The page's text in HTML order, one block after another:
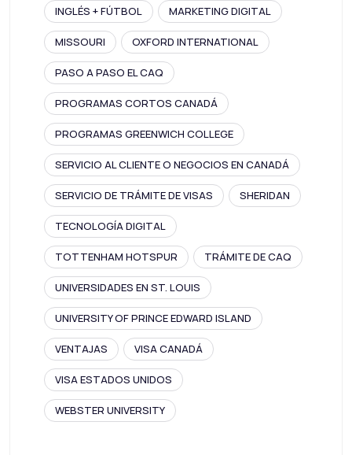
INGLÉS + FÚTBOL MARKETING DIGITAL
MISSOURI OXFORD INTERNATIONAL
PASO A PASO EL CAQ
PROGRAMAS CORTOS CANADÁ
PROGRAMAS GREENWICH COLLEGE
SERVICIO AL CLIENTE O NEGOCIOS EN CANADÁ
SERVICIO DE TRÁMITE DE VISAS SHERIDAN
TECNOLOGÍA DIGITAL
TOTTENHAM HOTSPUR TRÁMITE DE CAQ
UNIVERSIDADES EN ST. LOUIS
UNIVERSITY OF PRINCE EDWARD ISLAND
VENTAJAS VISA CANADÁ
VISA ESTADOS UNIDOS
WEBSTER UNIVERSITY